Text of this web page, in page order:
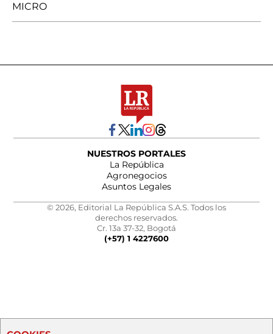
MICRO
NUESTROS PORTALES
La República
Agronegocios
Asuntos Legales
© 2026, Editorial La República S.A.S. Todos los
derechos reservados.
Cr. 13a 37-32, Bogotá
(+57) 1 4227600